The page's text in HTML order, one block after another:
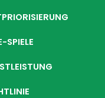
SPIELE